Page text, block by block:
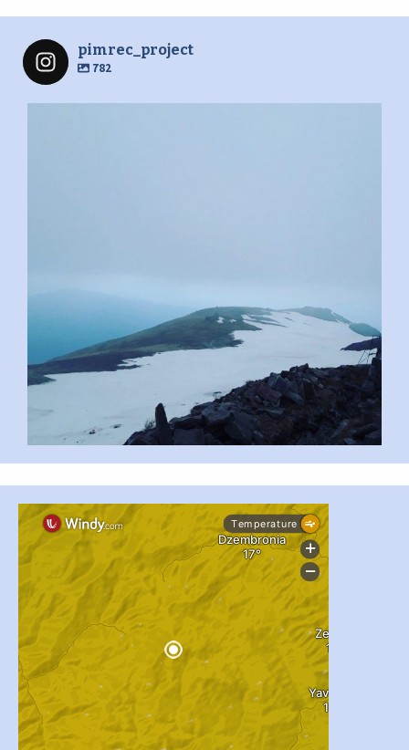
pimrec_project
782
...
pimrec_project